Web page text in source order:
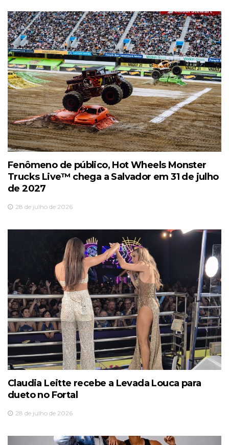
Fenômeno de público, Hot Wheels Monster
Trucks Live™️ chega a Salvador em 31 de julho
de 2027
28 de julho de 2026
Claudia Leitte recebe a Levada Louca para
dueto no Fortal
28 de julho de 2026